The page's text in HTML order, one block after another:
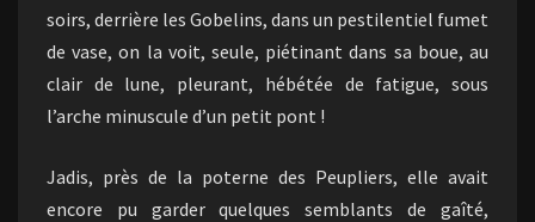
soirs, derrière les Gobelins, dans un pestilentiel fumet
de vase, on la voit, seule, piétinant dans sa boue, au
clair de lune, pleurant, hébétée de fatigue, sous
l’arche minuscule d’un petit pont !
Jadis, près de la poterne des Peupliers, elle avait
encore pu garder quelques semblants de gaîté,